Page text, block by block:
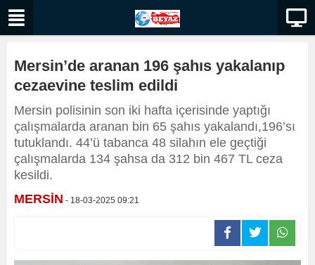
Mersin’de aranan 196 şahıs yakalanıp
cezaevine teslim edildi
Mersin polisinin son iki hafta içerisinde yaptığı
çalışmalarda aranan bin 65 şahıs yakalandı,196’sı
tutuklandı. 44’ü tabanca 48 silahın ele geçtiği
çalışmalarda 134 şahsa da 312 bin 467 TL ceza
kesildi.
MERSİN - 18-03-2025 09:21